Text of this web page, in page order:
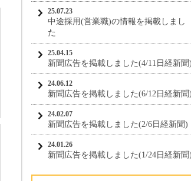
25.07.23
中途採用(営業職)の情報を掲載しまし
た
25.04.15
新聞広告を掲載しました(4/11日経新聞)
24.06.12
新聞広告を掲載しました(6/12日経新聞)
24.02.07
新聞広告を掲載しました(2/6日経新聞)
24.01.26
新聞広告を掲載しました(1/24日経新聞)